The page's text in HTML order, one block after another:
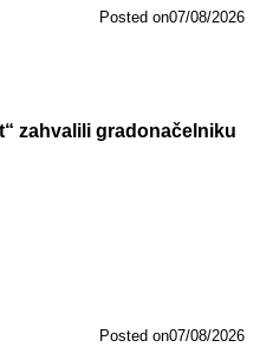
Posted on07/08/2026
zahvalili gradonačelniku
Posted on07/08/2026